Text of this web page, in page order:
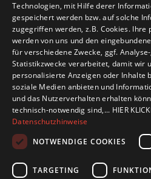
Unternehmen
Kontakt
Technologien, mit Hilfe derer
gespeichert werden bzw. auf solche
zugegriffen werden, z.B. Cookies. Ihre
werden von uns und den
für verschiedene Zwecke, ggf.
Statistikzwecke verarbeitet, damit wir
personalisierte Anzeigen oder Inhalte
soziale Medien anbieten und
und das Nutzerverhalten erhalten
technisch-notwendig sind,... HIER
Datenschutzhinweise
NOTWENDIGE COOKIES
TARGETING